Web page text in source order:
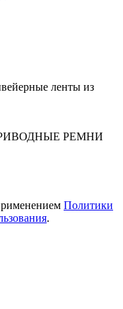
ленты из
РЕМНИ
Политики
.